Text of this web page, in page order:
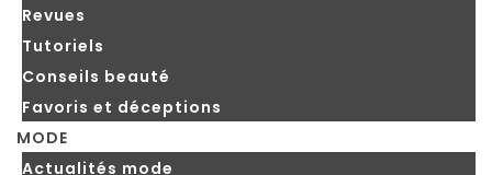
Revues
Tutoriels
Conseils beauté
Favoris et déceptions
MODE
Actualités mode